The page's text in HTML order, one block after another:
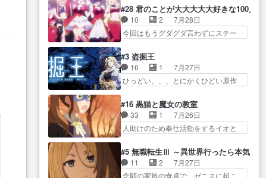
２度目のデート出… マジできな
臭いぞ帝位争い。姉からの刺客
を… ふぃーねと町の様子を見に
行ったら町中で窃…
… 初デートで冬月を笑わせよう
とする姿も冬月… 特に大きな事
件やイベントが起きるでもな
うとする姿も冬月… 3話までは主
人公がどうでもいいことでず
っ… 花火購入に浅草へ…行き当
たりばったり訪問…
れなかったようなシーナ… ミミ
の存在で揺らぐ14クラス約束された
死… ミミの秘密をあっさり受け
入れたのは拍子抜… 蘇生魔法っ
手… 蘇生魔法ヤバイけどミミい
なかったら詰んで… アニメオタ
クあるある：作中に花が登場す
した！アリとセイ… ごめん、そ
ういう話がしたい作品じゃない
の… 第４話感想：その口止め効
果あるかな？ミミ…
#28 君のことが大大大大大好きな100人
10 2
7月28日
今回はもうグダグダ言わずにステー
大好きな１００人の彼女… 100カ
ノ版ラブライブ！？こういうのは
人… 俺、みんなのレッスン動画
をDVDが焼きき… アナウンス役
ア… 恋太郎ファミリーがガチで
アイドルに挑戦！… ギャグギャ
グしくもド直球で泣ける回来た
Girlfrien… 『アイドル伝説恋太郎
ファミリー』にて「ア… 安木路
佐ウル子役で出演いたしましたクォ
#3 盗掘王
16 1
7月27日
ひっどい、、、とにかくひどい原作
ることもあるのか結構面… 久野
美咲さんと言えば幼女！アイマスの
市原… 遼河は目的の為には人命
も軽視するタイプの… 4つのスキ
河… 村正はそんなおどろおどろ
しいエピソードあ… 気持ちよく
#16 黒猫と魔女の教室
33 1
7月26日
人助けのため奉仕活動をするイオと
だけど、カストルが更に… イオ
とカストルの共通点は、魔法の制御
が出… 椋鳥の大群て…住民から
#5 無職転生Ⅲ ～異世界行ったら本気だ
11 2
7月27日
念願の家族の食卓で、ゼニスに起こ